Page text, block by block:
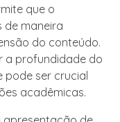
que o
de maneira
do conteúdo.
a profundidade do
pode ser crucial
acadêmicas.